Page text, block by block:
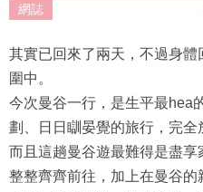
網誌
其實已回來了兩天，不過身
圍中。
今次曼谷一行，是生平最hea
劃、日日瞓晏覺的旅行，完全
而且這趟曼谷遊最難得是盡享
整整齊齊前往，加上在曼谷